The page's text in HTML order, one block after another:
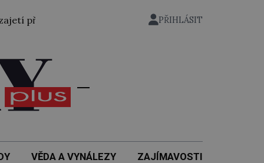
převezen bývalý státní ministr pro protektorát K. H.
PŘIHLÁSIT
VĚDA A VYNÁLEZY ZAJÍMAVOSTI